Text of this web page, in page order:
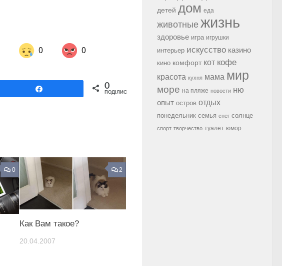
0 0
Share on Twitter 0
ПОДІЛИСЬ
0 2
Как Вам такое?
20.04.2007
детей дом еда
животные жизнь
здоровье игра игрушки
интерьер искусство казино
кино комфорт кот кофе
красота кухня мама мир
море на пляже новости ню
опыт остров отдых
понедельник семья снег солнце
спорт творчество туалет юмор